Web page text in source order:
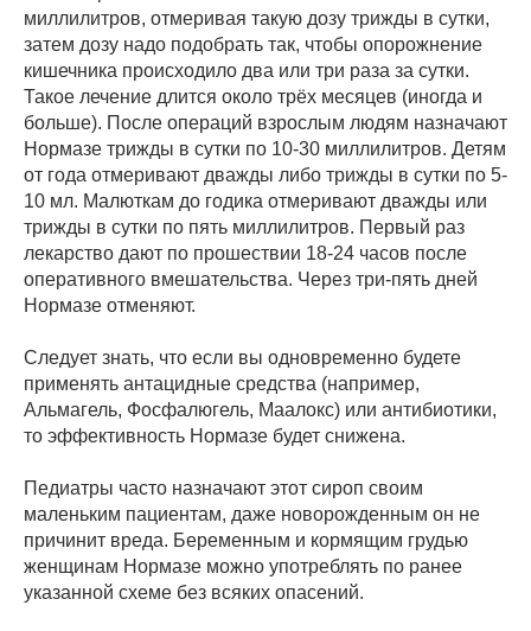
миллилитров, отмеривая такую дозу трижды в сутки,
затем дозу надо подобрать так, чтобы опорожнение
кишечника происходило два или три раза за сутки.
Такое лечение длится около трёх месяцев (иногда и
больше). После операций взрослым людям назначают
Нормазе трижды в сутки по 10-30 миллилитров. Детям
от года отмеривают дважды либо трижды в сутки по 5-
10 мл. Малюткам до годика отмеривают дважды или
трижды в сутки по пять миллилитров. Первый раз
лекарство дают по прошествии 18-24 часов после
оперативного вмешательства. Через три-пять дней
Нормазе отменяют.
Следует знать, что если вы одновременно будете
применять антацидные средства (например,
Альмагель, Фосфалюгель, Маалокс) или антибиотики,
то эффективность Нормазе будет снижена.
Педиатры часто назначают этот сироп своим
маленьким пациентам, даже новорожденным он не
причинит вреда. Беременным и кормящим грудью
женщинам Нормазе можно употреблять по ранее
указанной схеме без всяких опасений.